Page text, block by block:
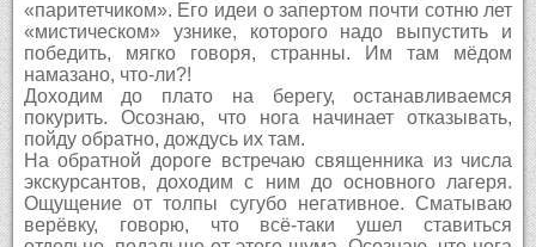
«паритетчиком». Его идеи о запертом почти сотню лет
«мистическом» узнике, которого надо выпустить и
победить, мягко говоря, странны. Им там мёдом
намазано, что-ли?!
Доходим до плато на берегу, останавливаемся
покурить. Осознаю, что нога начинает отказывать,
пойду обратно, дождусь их там.
На обратной дороге встречаю священника из числа
экскурсантов, доходим с ним до основного лагеря.
Ощущение от толпы сугубо негативное. Сматываю
верёвку, говорю, что всё-таки ушел ставиться